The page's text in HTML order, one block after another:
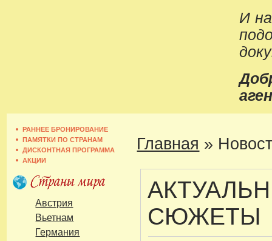
И
РАННЕЕ БРОНИРОВАНИЕ
ПАМЯТКИ ПО СТРАНАМ
ДИСКОНТНАЯ ПРОГРАММА
АКЦИИ
Австрия
Вьетнам
Германия
Главная »
СЮЖЕТЫ